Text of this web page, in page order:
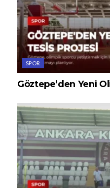
SPOR
Göztepe’den Yeni